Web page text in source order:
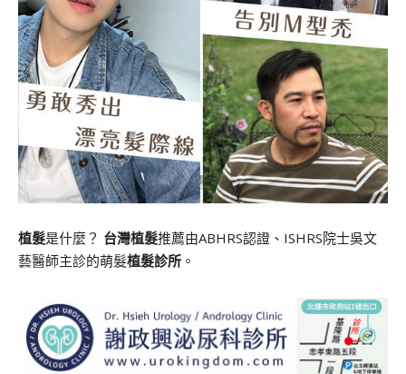
植髮是什麼？ 台灣植髮推薦由ABHRS認證、ISHRS院士吳文
藝醫師主診的萌髮植髮診所 。